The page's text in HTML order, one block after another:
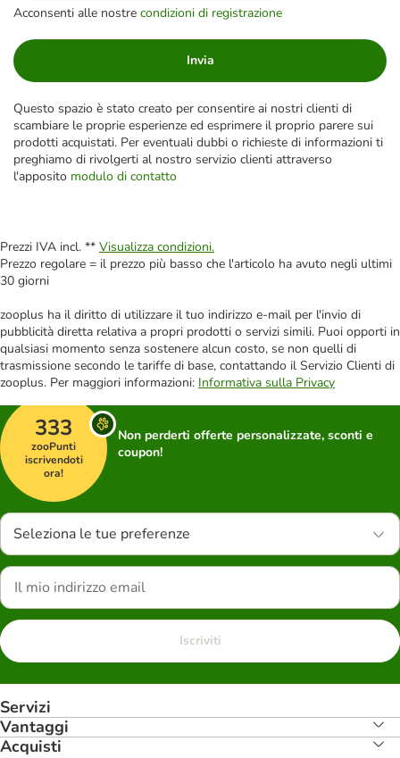
Acconsenti alle nostre condizioni di registrazione
Invia
Questo spazio è stato creato per consentire ai nostri clienti di
scambiare le proprie esperienze ed esprimere il proprio parere sui
prodotti acquistati. Per eventuali dubbi o richieste di informazioni ti
preghiamo di rivolgerti al nostro servizio clienti attraverso
l'apposito modulo di contatto
Prezzi IVA incl. ** Visualizza condizioni.
Prezzo regolare = il prezzo più basso che l'articolo ha avuto negli ultimi
30 giorni
zooplus ha il diritto di utilizzare il tuo indirizzo e-mail per l'invio di
pubblicità diretta relativa a propri prodotti o servizi simili. Puoi opporti in
qualsiasi momento senza sostenere alcun costo, se non quelli di
trasmissione secondo le tariffe di base, contattando il Servizio Clienti di
zooplus. Per maggiori informazioni: Informativa sulla Privacy
333
zooPunti
iscrivendoti
ora!
Non perderti offerte personalizzate, sconti e
coupon!
Seleziona le tue preferenze
Iscriviti
Servizi
Vantaggi
Acquisti